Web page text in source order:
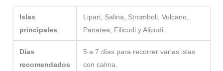
Islas
principales
Lipari, Salina, Stromboli, Vulcano,
Panarea, Filicudi y Alicudi.
Días
recomendados
5 a 7 días para recorrer varias islas
con calma.